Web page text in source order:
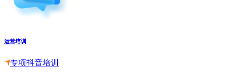
运营培训
专项抖音培训